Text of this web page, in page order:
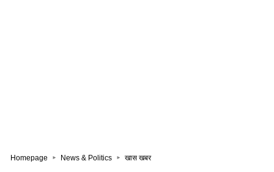
Homepage News & Politics खास खबर